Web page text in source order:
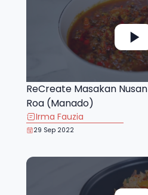
ReCreate Masakan
Roa (Manado)
Irma Fauzia
29 Sep 2022